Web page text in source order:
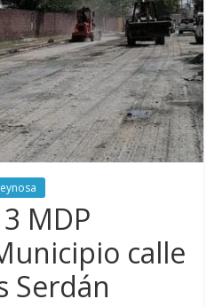
MDP
calle
Serdán